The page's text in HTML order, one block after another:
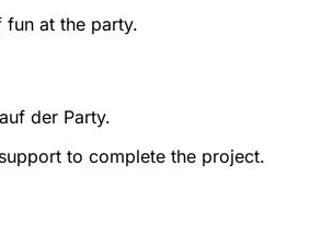
fun at the party.
der Party.
to complete the project.